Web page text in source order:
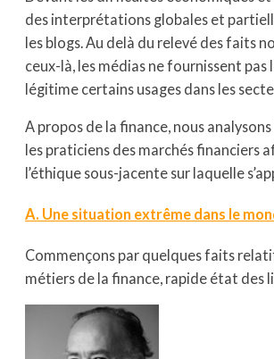
des interprétations globales et
les blogs. Au delà du relevé des faits
ceux-là, les médias ne fournissent
légitime certains usages dans les
A propos de la finance, nous
les praticiens des marchés financiers
l’éthique sous-jacente sur laquelle
A. Une situation extrême dans le
Commençons par quelques faits
métiers de la finance, rapide état des